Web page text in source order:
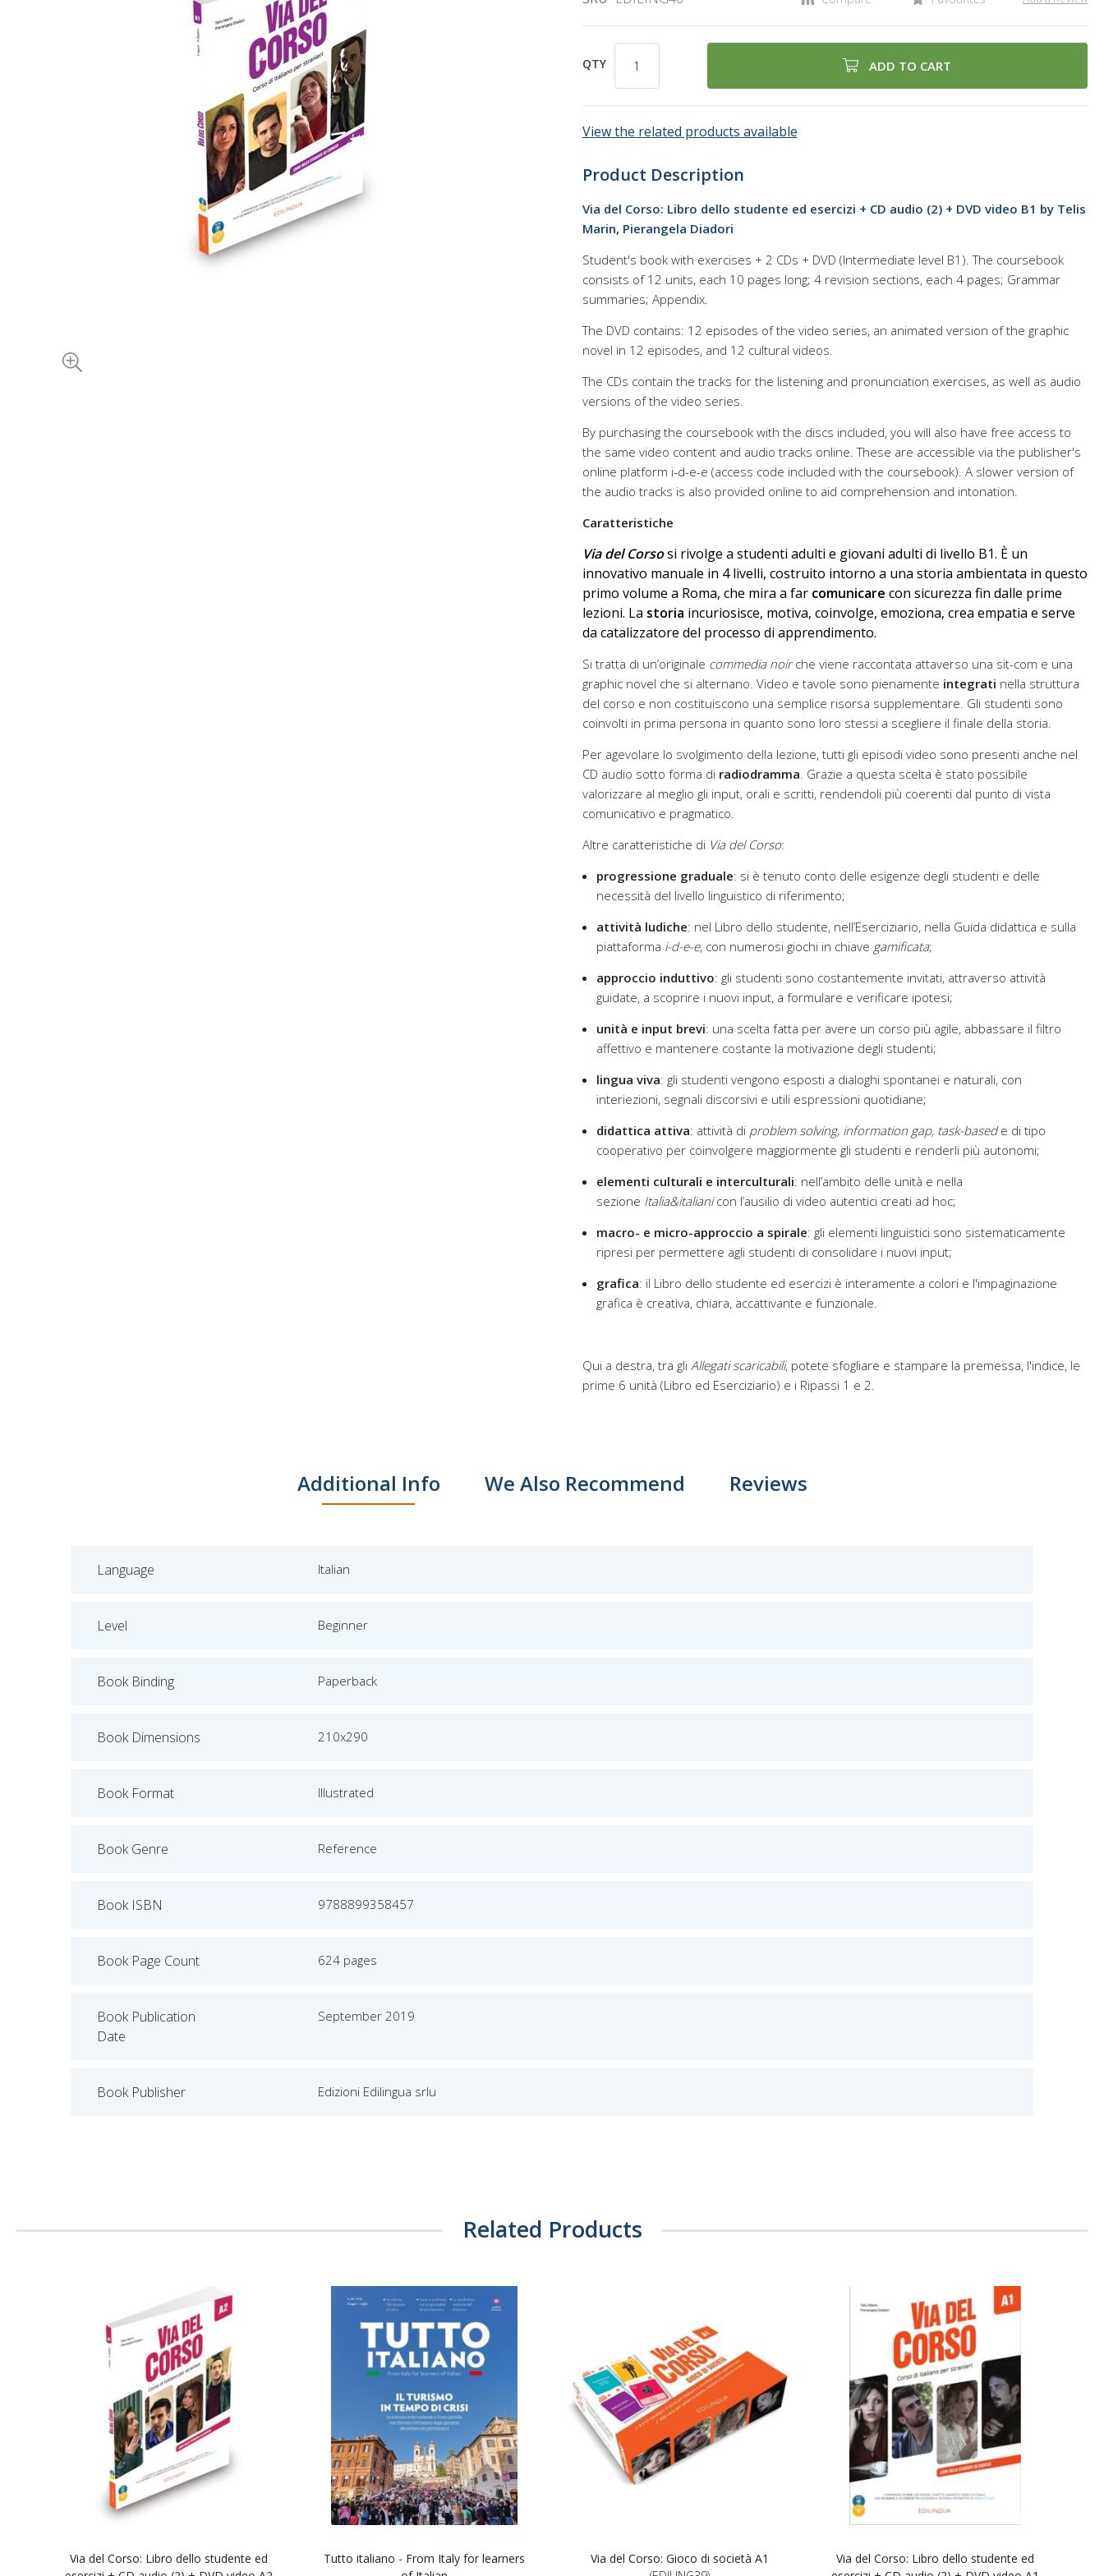
QTY ADD TO CART
View the related products available
Product Description
Via del Corso: Libro dello studente ed esercizi + CD audio (2) + DVD video B1 by Telis
Marin, Pierangela Diadori
Student's book with exercises + 2 CDs + DVD (Intermediate level B1). The coursebook
consists of 12 units, each 10 pages long; 4 revision sections, each 4 pages; Grammar
summaries; Appendix.
The DVD contains: 12 episodes of the video series, an animated version of the graphic
novel in 12 episodes, and 12 cultural videos.
The CDs contain the tracks for the listening and pronunciation exercises, as well as audio
versions of the video series.
By purchasing the coursebook with the discs included, you will also have free access to
the same video content and audio tracks online. These are accessible via the publisher's
online platform i-d-e-e (access code included with the coursebook). A slower version of
the audio tracks is also provided online to aid comprehension and intonation.
Caratteristiche
Via del Corsosi rivolge a studenti adulti e giovani adulti di livello B1. È un
innovativo manuale in 4 livelli, costruito intorno a una storia ambientata in questo
primo volume a Roma, che mira a far comunicare con sicurezza fin dalle prime
lezioni. La storia incuriosisce, motiva, coinvolge, emoziona, crea empatia e serve
da catalizzatore del processo di apprendimento.
Si tratta di un’originale commedia noirche viene raccontata attaverso una sit-com e una
graphic novel che si alternano. Video e tavole sono pienamente integrati nella struttura
del corso e non costituiscono una semplice risorsa supplementare. Gli studenti sono
coinvolti in prima persona in quanto sono loro stessi a scegliere il finale della storia.
Per agevolare lo svolgimento della lezione, tutti gli episodi video sono presenti anche nel
CD audio sotto forma di radiodramma. Grazie a questa scelta è stato possibile
valorizzare al meglio gli input, orali e scritti, rendendoli più coerenti dal punto di vista
comunicativo e pragmatico.
Altre caratteristiche di Via del Corso:
progressione graduale: si è tenuto conto delle esigenze degli studenti e delle
necessità del livello linguistico di riferimento;
attività ludiche: nel Libro dello studente, nell’Eserciziario, nella Guida didattica e sulla
piattaforma i-d-e-e, con numerosi giochi in chiave gamificata;
approccio induttivo: gli studenti sono costantemente invitati, attraverso attività
guidate, a scoprire i nuovi input, a formulare e verificare ipotesi;
unità e input brevi: una scelta fatta per avere un corso più agile, abbassare il filtro
affettivo e mantenere costante la motivazione degli studenti;
lingua viva: gli studenti vengono esposti a dialoghi spontanei e naturali, con
interiezioni, segnali discorsivi e utili espressioni quotidiane;
didattica attiva: attività di problem solving, information gap, task-basede di tipo
cooperativo per coinvolgere maggiormente gli studenti e renderli più autonomi;
elementi culturali e interculturali: nell’ambito delle unità e nella
sezione Italia&italianicon l’ausilio di video autentici creati ad hoc;
macro- e micro-approccio a spirale: gli elementi linguistici sono sistematicamente
ripresi per permettere agli studenti di consolidare i nuovi input;
grafica: il Libro dello studente ed esercizi è interamente a colori e l'impaginazione
grafica è creativa, chiara, accattivante e funzionale.
Qui a destra, tra gli Allegati scaricabili, potete sfogliare e stampare la premessa, l'indice, le
prime 6 unità (Libro ed Eserciziario) e i Ripassi 1 e 2.
Additional Info We Also Recommend Reviews
Language Italian
Level Beginner
Book Binding Paperback
Book Dimensions 210x290
Book Format Illustrated
Book Genre Reference
Book ISBN 9788899358457
Book Page Count 624 pages
Book Publication
Date
September 2019
Book Publisher Edizioni Edilingua srlu
Related Products
Via del Corso: Libro dello studente ed
Tutto italiano - From Italy for learners
Via del Corso: Gioco di società A1
Via del Corso: Libro dello studente ed